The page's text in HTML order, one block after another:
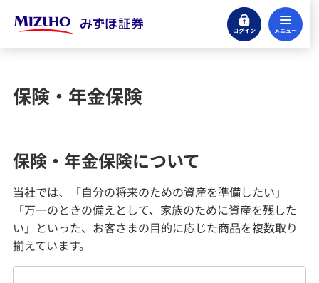
ログイン
キャンペーン情報
投資信託
債券
ファンドラップ
保険・年金保険
保険・年金保険について
当社では、「自分の将来のための資産を準備したい」
「万一のときの備えとして、家族のために資産を残した
い」といった、お客さまの目的に応じた商品を複数取り
揃えています。